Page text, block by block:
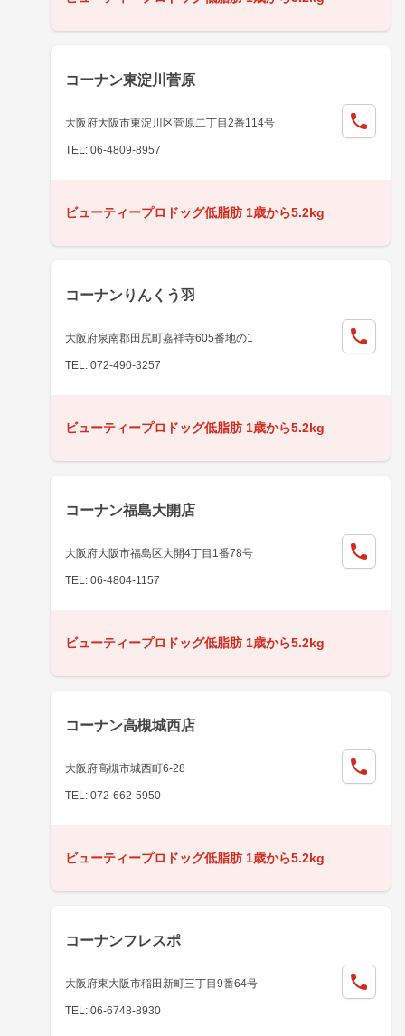
コーナン東淀川菅原
大阪府大阪市東淀川区菅原二丁目2番114号
TEL: 06-4809-8957
ビューティープロドッグ低脂肪 1歳から5.2kg
コーナンりんくう羽
大阪府泉南郡田尻町嘉祥寺605番地の1
TEL: 072-490-3257
ビューティープロドッグ低脂肪 1歳から5.2kg
コーナン福島大開店
大阪府大阪市福島区大開4丁目1番78号
TEL: 06-4804-1157
ビューティープロドッグ低脂肪 1歳から5.2kg
コーナン高槻城西店
大阪府高槻市城西町6-28
TEL: 072-662-5950
ビューティープロドッグ低脂肪 1歳から5.2kg
コーナンフレスポ
大阪府東大阪市稲田新町三丁目9番64号
TEL: 06-6748-8930